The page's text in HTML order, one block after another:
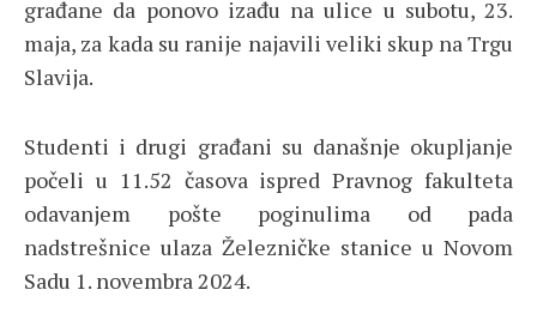
građane da ponovo izađu na ulice u subotu, 23.
maja, za kada su ranije najavili veliki skup na Trgu
Slavija.
Studenti i drugi građani su današnje okupljanje
počeli u 11.52 časova ispred Pravnog fakulteta
odavanjem pošte poginulima od pada
nadstrešnice ulaza Železničke stanice u Novom
Sadu 1. novembra 2024.